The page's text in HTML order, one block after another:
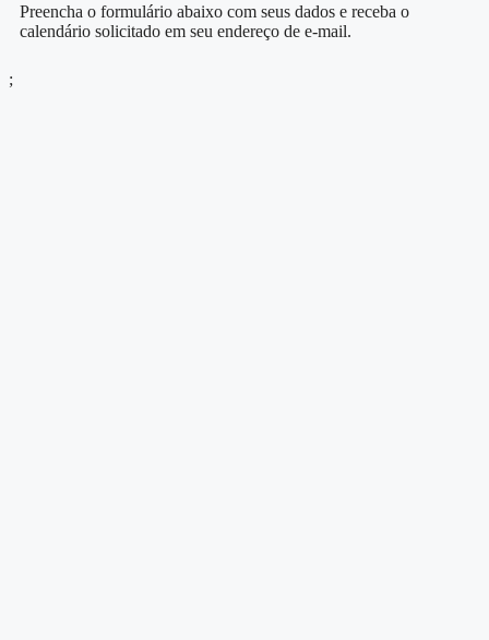
Preencha o formulário abaixo com seus dados e receba o
calendário solicitado em seu endereço de e-mail.
;